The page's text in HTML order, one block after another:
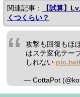
関連記事：
【試算】
くつくらい？
攻撃も回復もほ
はステ変化テー
しれない
— CottaPot